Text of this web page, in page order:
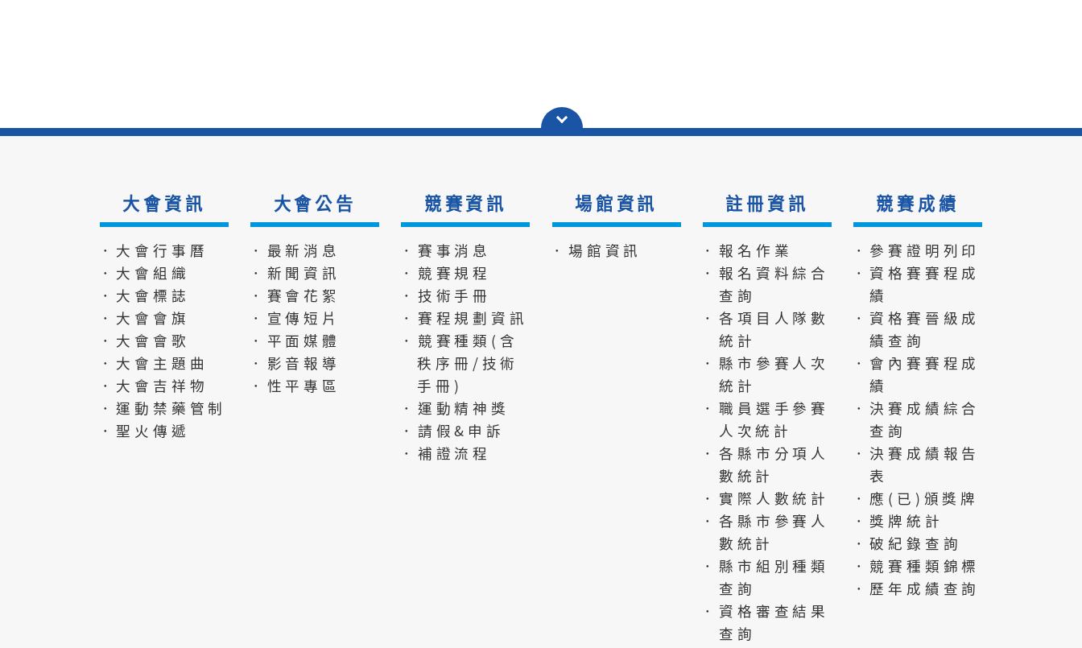
大會資訊
．大會行事曆
．大會組織
．大會標誌
．大會會旗
．大會會歌
．大會主題曲
．大會吉祥物
．運動禁藥管制
．聖火傳遞
大會公告
．最新消息
．新聞資訊
．賽會花絮
．宣傳短片
．平面媒體
．影音報導
．性平專區
競賽資訊
．賽事消息
．競賽規程
．技術手冊
．賽程規劃資訊
．競賽種類(含
秩序冊/技術
手冊)
．運動精神獎
．請假&申訴
．補證流程
場館資訊
．場館資訊
註冊資訊
．報名作業
．報名資料綜合
查詢
．各項目人隊數
統計
．縣市參賽人次
統計
．職員選手參賽
人次統計
．各縣市分項人
數統計
．實際人數統計
．各縣市參賽人
數統計
．縣市組別種類
查詢
．資格審查結果
查詢
競賽成績
．參賽證明列印
．資格賽賽程成
績
．資格賽晉級成
績查詢
．會內賽賽程成
績
．決賽成績綜合
查詢
．決賽成績報告
表
．應(已)頒獎牌
．獎牌統計
．破紀錄查詢
．競賽種類錦標
．歷年成績查詢